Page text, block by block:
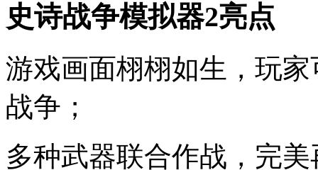
史诗战争模拟器2亮点
游戏画面栩栩如生，玩
战争；
多种武器联合作战，完